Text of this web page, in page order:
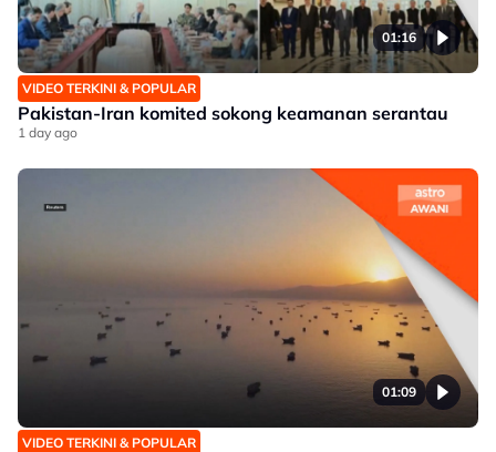
01:16
VIDEO TERKINI & POPULAR
Pakistan-Iran komited sokong keamanan serantau
1 day ago
01:09
VIDEO TERKINI & POPULAR